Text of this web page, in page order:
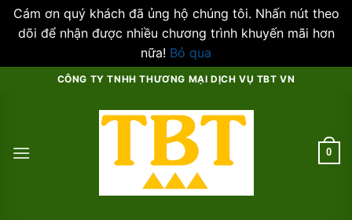
Cám ơn quý khách đã ủng hộ chúng tôi. Nhấn nút theo
dõi để nhận được nhiều chương trình khuyến mãi hơn
nữa! Bỏ qua
CÔNG TY TNHH THƯƠNG MẠI DỊCH VỤ TBT VN
0